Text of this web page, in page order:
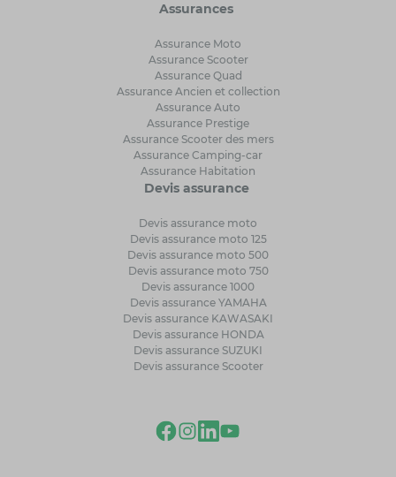
Assurances
Assurance Moto
Assurance Scooter
Assurance Quad
Assurance Ancien et collection
Assurance Auto
Assurance Prestige
Assurance Scooter des mers
Assurance Camping-car
Assurance Habitation
Devis assurance
Devis assurance moto
Devis assurance moto 125
Devis assurance moto 500
Devis assurance moto 750
Devis assurance 1000
Devis assurance YAMAHA
Devis assurance KAWASAKI
Devis assurance HONDA
Devis assurance SUZUKI
Devis assurance Scooter